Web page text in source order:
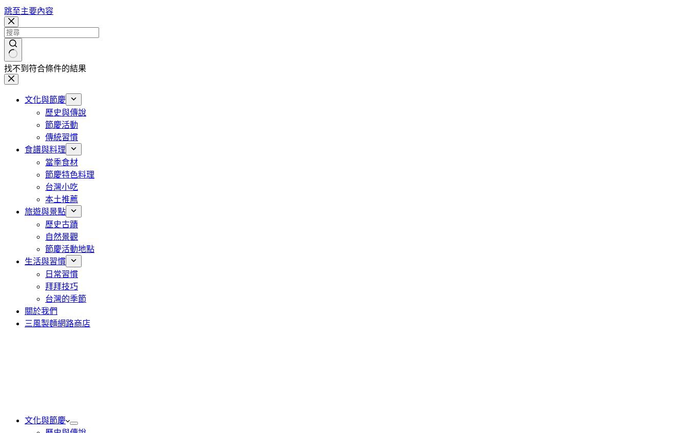
跳至主要內容
找不到符合條件的結果
文化與節慶
歷史與傳說
節慶活動
傳統習慣
食譜與料理
當季食材
節慶特色料理
台灣小吃
本土推薦
旅遊與景點
歷史古蹟
自然景觀
節慶活動地點
生活與習慣
日常習慣
拜拜技巧
台灣的季節
關於我們
三風製麵網路商店
文化與節慶